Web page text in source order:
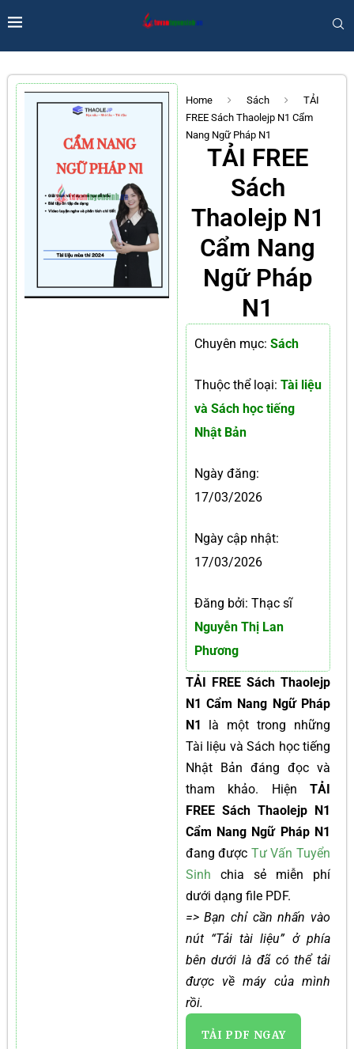
Home Sách
TẢI
FREE Sách Thaolejp N1 Cẩm
Nang Ngữ Pháp N1
TẢI FREE
Sách
Thaolejp N1
Cẩm Nang
Ngữ Pháp
N1
Chuyên mục: Sách
Thuộc thể loại: Tài liệu
và Sách học tiếng
Nhật Bản
Ngày đăng:
17/03/2026
Ngày cập nhật:
17/03/2026
Đăng bởi: Thạc sĩ
Nguyễn Thị Lan
Phương
TẢI FREE Sách Thaolejp
N1 Cẩm Nang Ngữ Pháp
N1 là một trong những
Tài liệu và Sách học tiếng
Nhật Bản đáng đọc và
tham khảo. Hiện TẢI
FREE Sách Thaolejp N1
Cẩm Nang Ngữ Pháp N1
đang được Tư Vấn Tuyển
Sinh chia sẻ miễn phí
dưới dạng file PDF.
=> Bạn chỉ cần nhấn vào
nút “Tải tài liệu” ở phía
bên dưới là đã có thể tải
được về máy của mình
rồi.
TẢI PDF NGAY